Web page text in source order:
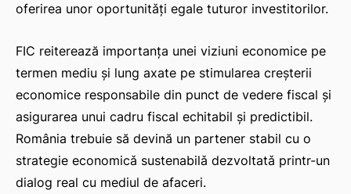
oferirea unor oportunitǎți egale tuturor investitorilor.
FIC reiterează importanța unei viziuni economice pe
termen mediu şi lung axate pe stimularea creșterii
economice responsabile din punct de vedere fiscal şi
asigurarea unui cadru fiscal echitabil şi predictibil.
România trebuie să devină un partener stabil cu o
strategie economicǎ sustenabilǎ dezvoltatǎ printr-un
dialog real cu mediul de afaceri.